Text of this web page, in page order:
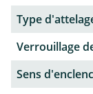
Type
Verrouillage
Sens